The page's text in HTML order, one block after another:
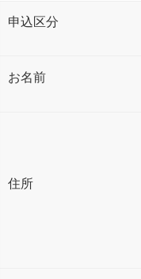
申込区分
お名前
住所